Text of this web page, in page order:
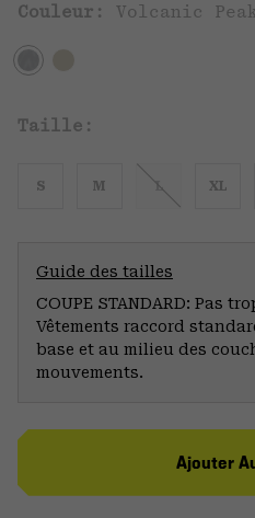
Couleur: Volcanic
Taille:
S M L XL
Guide des tailles
COUPE STANDARD: Pas
Vêtements raccord
base et au milieu des
mouvements.
Ajouter